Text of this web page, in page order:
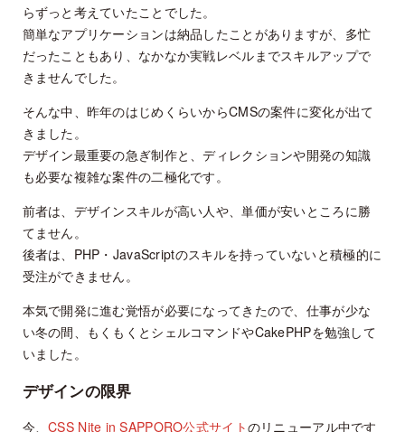
らずっと考えていたことでした。
簡単なアプリケーションは納品したことがありますが、多忙
だったこともあり、なかなか実戦レベルまでスキルアップで
きませんでした。
そんな中、昨年のはじめくらいからCMSの案件に変化が出て
きました。
デザイン最重要の急ぎ制作と、ディレクションや開発の知識
も必要な複雑な案件の二極化です。
前者は、デザインスキルが高い人や、単価が安いところに勝
てません。
後者は、PHP・JavaScriptのスキルを持っていないと積極的に
受注ができません。
本気で開発に進む覚悟が必要になってきたので、仕事が少な
い冬の間、もくもくとシェルコマンドやCakePHPを勉強して
いました。
デザインの限界
今、CSS Nite in SAPPORO公式サイトのリニューアル中です